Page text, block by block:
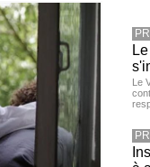
Le